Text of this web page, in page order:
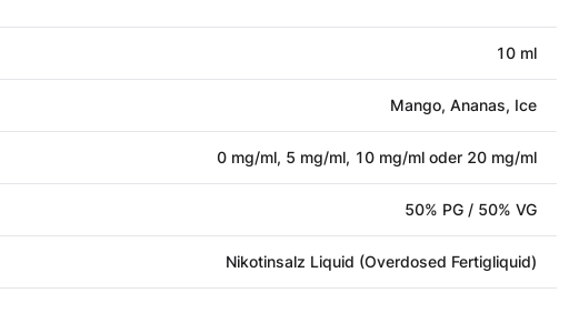
10 ml
Mango, Ananas, Ice
0 mg/ml, 5 mg/ml, 10 mg/ml oder 20 mg/ml
50% PG / 50% VG
Nikotinsalz Liquid (Overdosed Fertigliquid)